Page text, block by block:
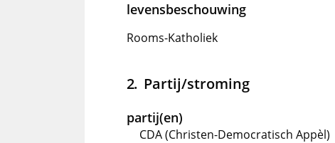
levensbeschouwing
Rooms-Katholiek
Partij/stroming
partij(en)
CDA (Christen-Democratisch Appèl)